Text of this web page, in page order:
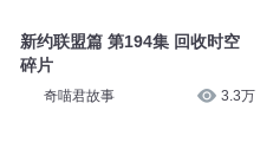
新约联盟篇 第194集 回收时空
碎片
奇喵君故事 3.3万